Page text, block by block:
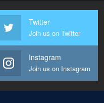
Twitter
Join us on Twitter
Instagram
Join us on Instagram